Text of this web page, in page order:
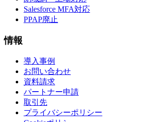
Salesforce MFA対応
PPAP廃止
情報
導入事例
お問い合わせ
資料請求
パートナー申請
取引先
プライバシーポリシー